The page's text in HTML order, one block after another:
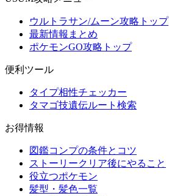
ウルトラサン/ムーン攻略トップ
最新情報まとめ
ポケモンGO攻略トップ
便利ツール
タイプ相性チェッカー
タマゴ技遺伝ルート検索
お得情報
図鑑コンプの条件とコツ
ストーリークリア後にやること
役立つポケモン
髪型・髪色一覧